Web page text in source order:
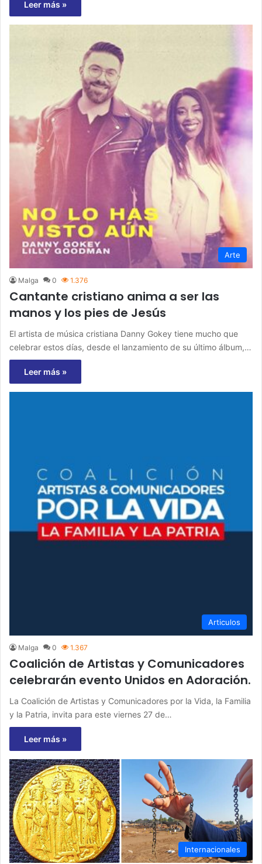
Leer más »
Arte
Malga 0 1.376
Cantante cristiano anima a ser las
manos y los pies de Jesús
El artista de música cristiana Danny Gokey tiene mucho que
celebrar estos días, desde el lanzamiento de su último álbum,…
Leer más »
Articulos
Malga 0 1.367
Coalición de Artistas y Comunicadores
celebrarán evento Unidos en Adoración.
La Coalición de Artistas y Comunicadores por la Vida, la Familia
y la Patria, invita para este viernes 27 de…
Leer más »
Internacionales